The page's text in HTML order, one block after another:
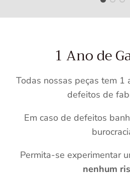
1 Ano de
Todas nossas peças tem 1
defeitos de
Em caso de defeitos
Permita-se experimentar
nenhum